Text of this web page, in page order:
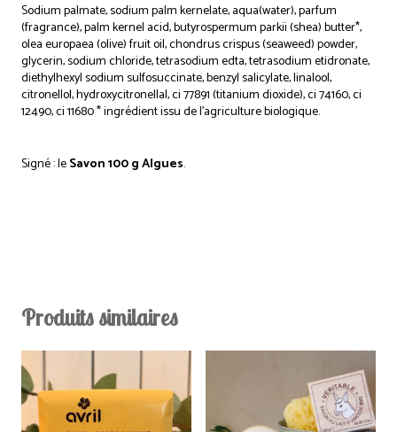
Sodium palmate, sodium palm kernelate, aqua(water), parfum
(fragrance), palm kernel acid, butyrospermum parkii (shea) butter*,
olea europaea (olive) fruit oil, chondrus crispus (seaweed) powder,
glycerin, sodium chloride, tetrasodium edta, tetrasodium etidronate,
diethylhexyl sodium sulfosuccinate, benzyl salicylate, linalool,
citronellol, hydroxycitronellal, ci 77891 (titanium dioxide), ci 74160, ci
12490, ci 11680 * ingrédient issu de l’agriculture biologique.
Signé : leSavon 100 g Algues.
Produits similaires